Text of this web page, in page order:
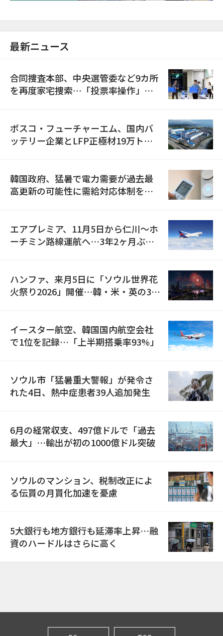
最新ニュース
合同捜査本部、中央選管委など9カ所
を再度家宅捜索…「投票率操作」の
ポスコ・フューチャーエム、国内バ
ッテリー企業とLFP正極材19万トン
韓国政府、猛暑で電力需要が過去最
高更新の可能性に需給対応体制を点
エアプレミア、11月5日から仁川〜ホ
ーチミン路線運航へ…3年2ヶ月ぶり
ハンファ、来月5日に「ソウル世界花
火祭り2026」開催…韓・米・英の3カ
イースター航空、韓国国内航空会社
で1位を記録…「上半期搭乗率93%」
ソウル市「猛暑重大警報」が発令さ
れた4日、熱中症患者39人追加発生
6月の経常収支、497億ドルで「過去
最大」…輸出が初の1000億ドル突破
ソウルのマンション、税制改正によ
る伝貰の月貰化加速を憂慮
5大銀行も地方銀行も延滞率上昇…融
資のハードルはさらに高く